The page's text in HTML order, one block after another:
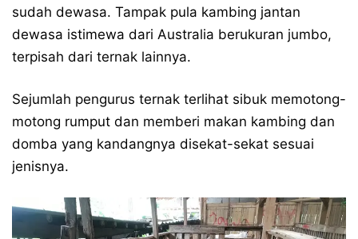
sudah dewasa. Tampak pula kambing jantan
dewasa istimewa dari Australia berukuran jumbo,
terpisah dari ternak lainnya.
Sejumlah pengurus ternak terlihat sibuk memotong-
motong rumput dan memberi makan kambing dan
domba yang kandangnya disekat-sekat sesuai
jenisnya.